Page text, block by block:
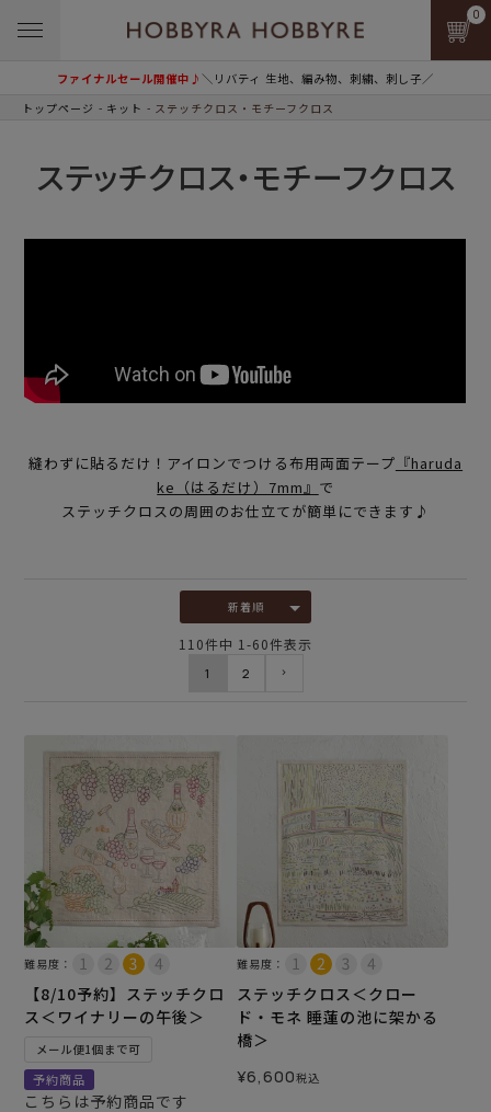
ファイナルセール開催中♪＼リバティ 生地、編み物、刺繍、刺し子／
0
トップページ キット ステッチクロス・モチーフクロス
ステッチクロス・モチーフクロス
縫わずに貼るだけ！アイロンでつける布用両面テープ 『haruda
ke（はるだけ）7mm』 で
ステッチクロスの周囲のお仕立てが簡単にできます♪
新着順
110件中 1 -60件表示
1 2
難易度：
【8/10予約】ステッチクロ
ス＜ワイナリーの午後＞
メール便1個まで可
予約商品
こちらは予約商品です
難易度：
ステッチクロス＜クロー
ド・モネ 睡蓮の池に架かる
橋＞
¥6,600税込